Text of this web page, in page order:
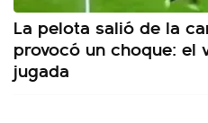
La pelota salió de la
provocó un choque: el
jugada